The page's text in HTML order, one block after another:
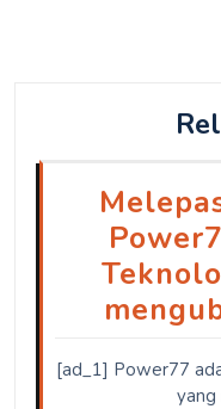
[ad_1] Power77
yang